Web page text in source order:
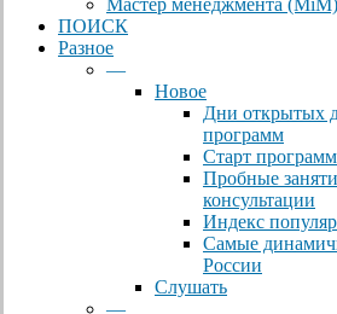
ПОИСК
Разное
—
Новое
Дни открытых
программ
Старт
Пробные
консультации
Индекс
Самые
России
Слушать
—